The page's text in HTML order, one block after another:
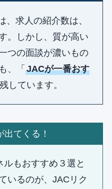
、求人の紹介数は、
。しかし、質が高い
つの面談が濃いもの
、「JACが一番おす
しています。
てくる！
もおすすめ３選と
いるのが、JACリク